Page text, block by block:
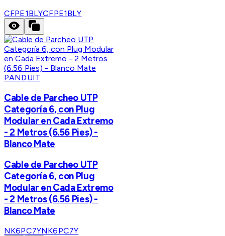
CFPE1BLYCFPE1BLY
PANDUIT
Cable de Parcheo UTP
Categoría 6, con Plug
Modular en Cada Extremo
- 2 Metros (6.56 Pies) -
Blanco Mate
Cable de Parcheo UTP
Categoría 6, con Plug
Modular en Cada Extremo
- 2 Metros (6.56 Pies) -
Blanco Mate
NK6PC7YNK6PC7Y